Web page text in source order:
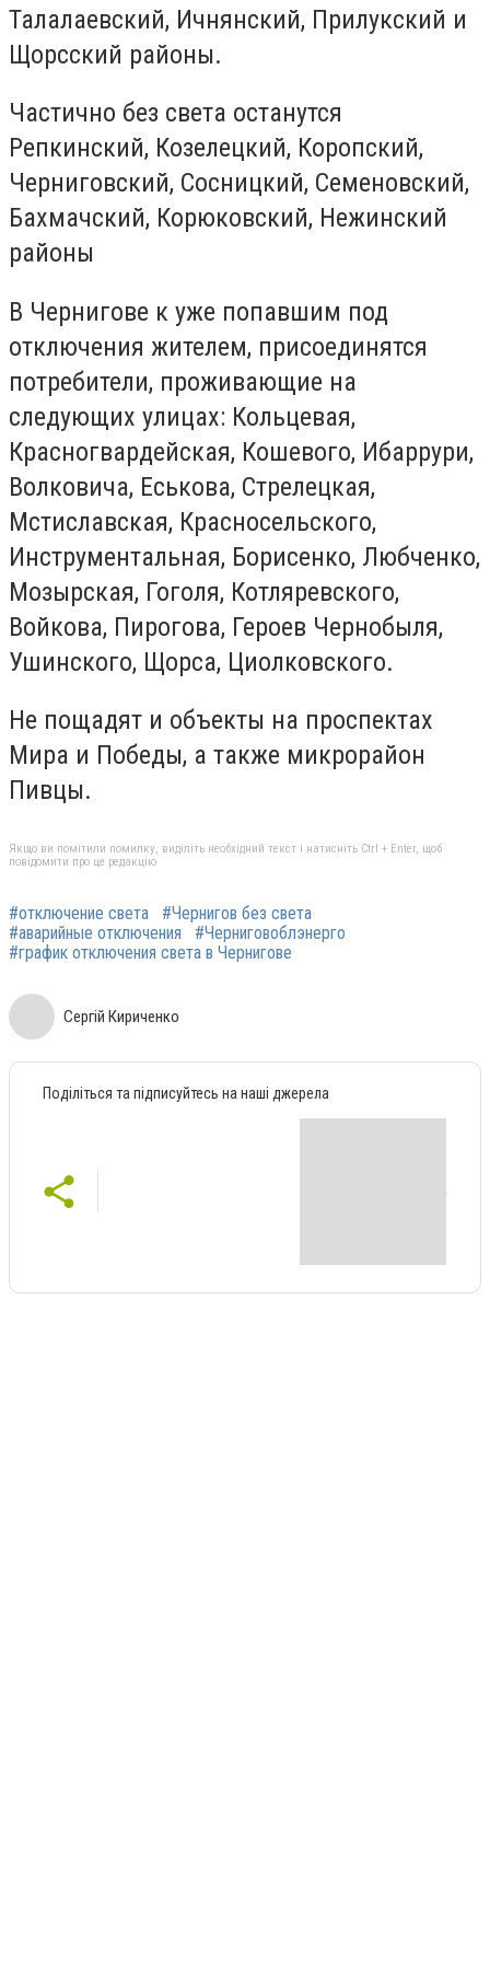
Талалаевский, Ичнянский, Прилукский и
Щорсский районы.
Частично без света останутся
Репкинский, Козелецкий, Коропский,
Черниговский, Сосницкий, Семеновский,
Бахмачский, Корюковский, Нежинский
районы
В Чернигове к уже попавшим под
отключения жителем, присоединятся
потребители, проживающие на
следующих улицах: Кольцевая,
Красногвардейская, Кошевого, Ибаррури,
Волковича, Еськова, Стрелецкая,
Мстиславская, Красносельского,
Инструментальная, Борисенко, Любченко,
Мозырская, Гоголя, Котляревского,
Войкова, Пирогова, Героев Чернобыля,
Ушинского, Щорса, Циолковского.
Не пощадят и объекты на проспектах
Мира и Победы, а также микрорайон
Пивцы.
Якщо ви помітили помилку, виділіть необхідний текст і натисніть Ctrl + Enter, щоб
повідомити про це редакцію
#отключение света
#Чернигов без света
#аварийные отключения
#Черниговоблэнерго
#график отключения света в Чернигове
Сергій Кириченко
Поділіться та підписуйтесь на наші джерела